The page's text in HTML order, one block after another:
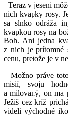
Teraz v jeseni
nich kvapky rosy.
sa slnko odráža
kvapkou rosy na
Boh. Ani jedna
z nich je prítomné
cenu, pretože je v
Možno práve
misií, svoju
a milovaný, on ma
Ježiš cez kríž
videli východné